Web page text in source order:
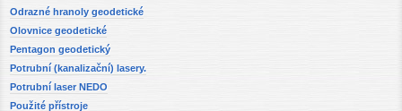
Odrazné hranoly geodetické
Olovnice geodetické
Pentagon geodetický
Potrubní (kanalizační) lasery.
Potrubní laser NEDO
Použité přístroje